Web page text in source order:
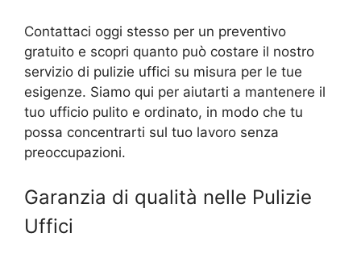
Contattaci oggi stesso per un preventivo
gratuito e scopri quanto può costare il nostro
servizio di pulizie uffici su misura per le tue
esigenze. Siamo qui per aiutarti a mantenere il
tuo ufficio pulito e ordinato, in modo che tu
possa concentrarti sul tuo lavoro senza
preoccupazioni.
Garanzia di qualità nelle Pulizie
Uffici